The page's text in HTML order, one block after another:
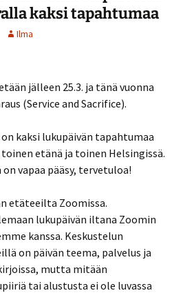
kaksi tapahtumaa
Ilma
jälleen 25.3. ja tänä vuonna
(Service and Sacrifice).
kaksi lukupäivän tapahtumaa
toinen etänä ja toinen Helsingissä.
vapaa pääsy, tervetuloa!
etäteeilta Zoomissa.
lukupäivän iltana Zoomin
kanssa. Keskustelun
on päivän teema, palvelus ja
mutta mitään
tai alustusta ei ole luvassa